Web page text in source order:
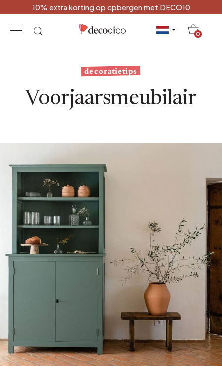
10% extra korting op opbergen met DECO10
0
decoratietips
Voorjaarsmeubilair